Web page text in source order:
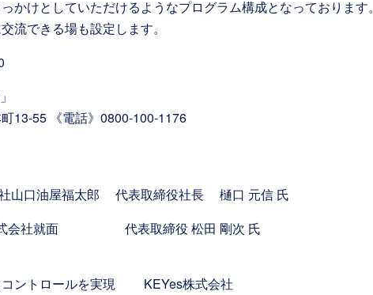
かけとしていただけるようなプログラム構成となっております。
流できる場も設定します。
《電話》0800-100-1176
口油屋福太郎 代表取締役社長 樋口 元信 氏
株式会社就面 代表取締役 松田 剛次 氏
コントロールを実現 KEYes株式会社